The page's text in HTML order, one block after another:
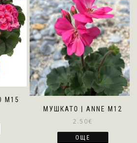
M15
МУШКАТО | ANNE M12
2.50€
ОЩЕ